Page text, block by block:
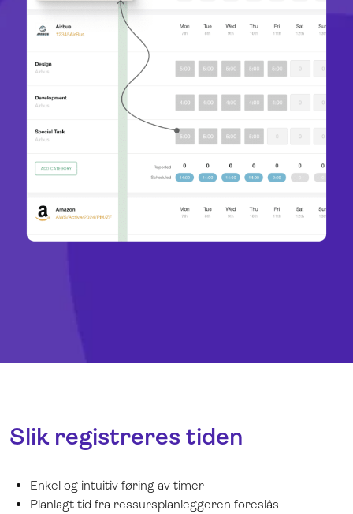
Slik registreres tiden
Enkel og intuitiv føring av timer
Planlagt tid fra ressursplanleggeren foreslås